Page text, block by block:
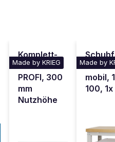
Made by KRIEG
Komplett-
Gehäuse
PROFI, 300
mm
Nutzhöhe
Made by
ank
mobil,
100, 1x